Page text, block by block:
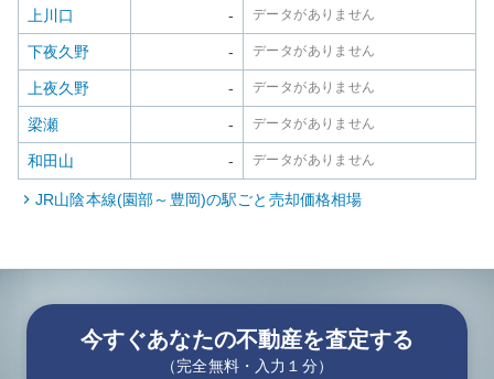
上川口 - データがありません
下夜久野 - データがありません
上夜久野 - データがありません
梁瀬 - データがありません
和田山 - データがありません
JR山陰本線(園部～豊岡)の駅ごと売却価格相場
今すぐあなたの不動産を査定する
（完全無料・入力１分）